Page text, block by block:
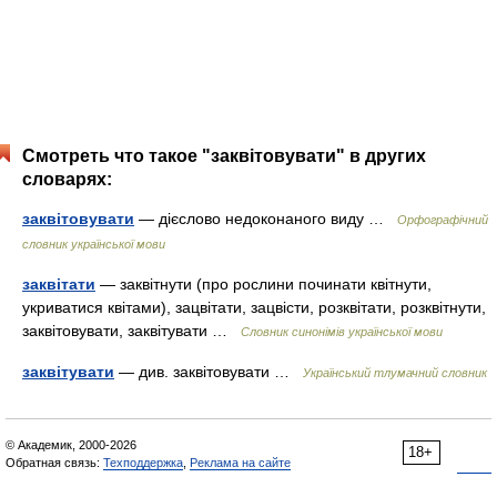
Смотреть что такое "заквітовувати" в других
словарях:
заквітовувати — дієслово недоконаного виду …
Орфографічний
словник української мови
заквітати — заквітнути (про рослини починати квітнути,
укриватися квітами), зацвітати, зацвісти, розквітати, розквітнути,
заквітовувати, заквітувати …
Словник синонімів української мови
заквітувати — див. заквітовувати … Український тлумачний словник
18+
© Академик, 2000-2026
Обратная связь: Техподдержка Реклама на сайте